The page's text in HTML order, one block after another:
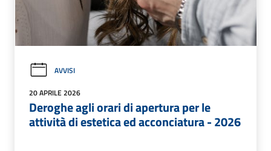
AVVISI
20 APRILE 2026
Deroghe agli orari di apertura per le
attività di estetica ed acconciatura - 2026